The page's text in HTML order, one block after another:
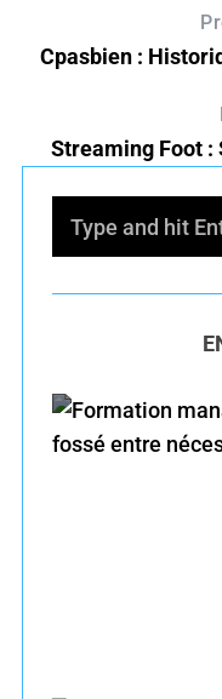
Cpasbien :
Streaming Foot :
f
o